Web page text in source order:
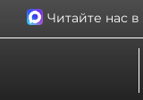
Читайте нас